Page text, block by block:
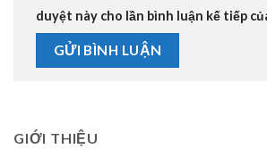
duyệt này cho lần bình luận kế tiếp
GIỚI THIỆU